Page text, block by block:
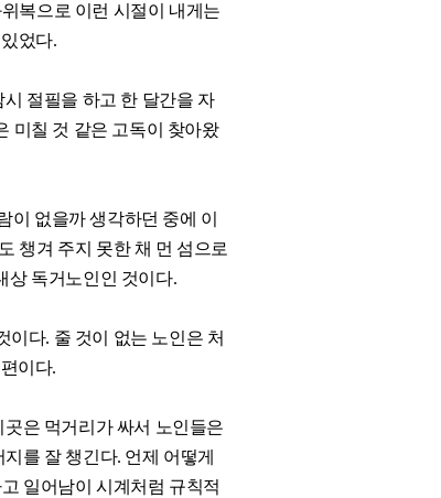
복으로 이런 시절이 내게는
었다.
절필을 하고 한 달간을 자
미칠 것 같은 고독이 찾아왔
이 없을까 생각하던 중에 이
챙겨 주지 못한 채 먼 섬으로
상 독거노인인 것이다.
이다. 줄 것이 없는 노인은 처
이다.
은 먹거리가 싸서 노인들은
를 잘 챙긴다. 언제 어떻게
일어남이 시계처럼 규칙적